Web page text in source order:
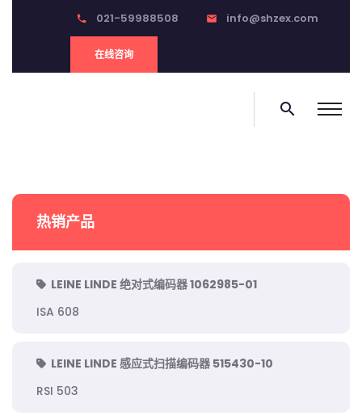
phone 021-59988508 email info@shzex.com
在线咨询
search
热销产品
LEINE LINDE 绝对式编码器 1062985-01
ISA 608
LEINE LINDE 感应式扫描编码器 515430-10
RSI 503